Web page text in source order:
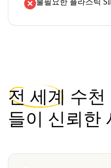
전 세계 수
들이 신뢰한